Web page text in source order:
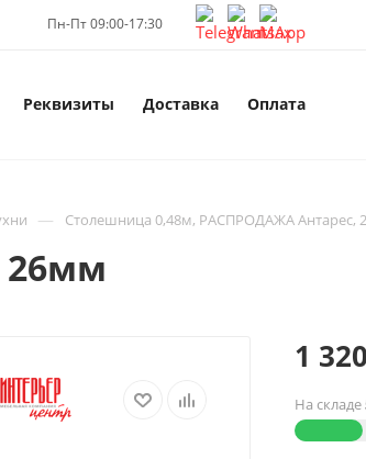
Пн-Пт 09:00-17:30
Реквизиты Доставка Оплата
— Столешница 0,48м, РАСПРОДАЖА Антарес,
26мм
1 320
На складе